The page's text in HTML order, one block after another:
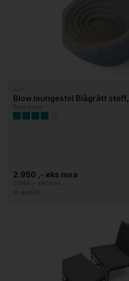
Blow loungestol Blågrått stoff,
Pent brukt
2.950 ,- eks mva
3.688 ,- inkl mva
ID: 66642